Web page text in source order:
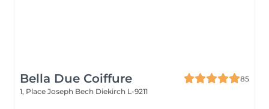
Bella Due Coiffure
85
1, Place Joseph Bech Diekirch L-9211